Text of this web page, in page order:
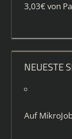
3,03€ von
NEUESTE
Auf